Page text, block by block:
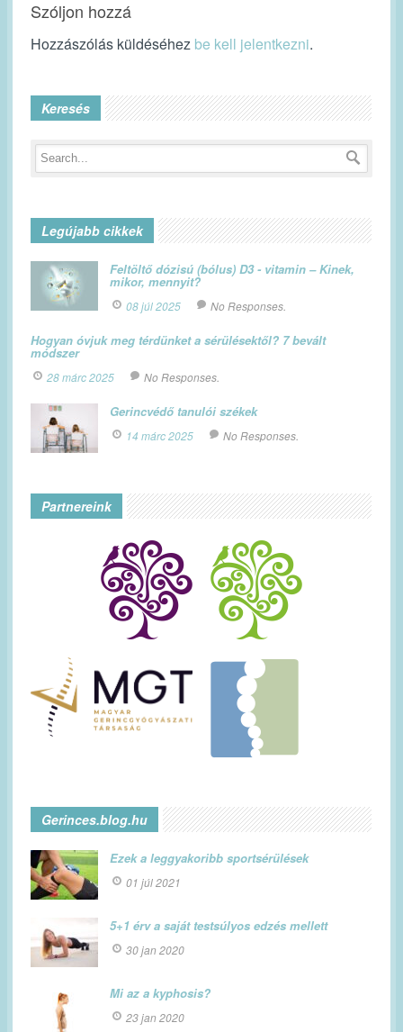
Szóljon hozzá
Hozzászólás küldéséhez be kell jelentkezni.
Keresés
Legújabb cikkek
Feltöltő dózisú (bólus) D3 - vitamin – Kinek,
mikor, mennyit?
08 júl 2025 No Responses.
Hogyan óvjuk meg térdünket a sérülésektől? 7 bevált
módszer
28 márc 2025 No Responses.
Gerincvédő tanulói székek
14 márc 2025 No Responses.
Partnereink
Gerinces.blog.hu
Ezek a leggyakoribb sportsérülések
01 júl 2021
5+1 érv a saját testsúlyos edzés mellett
30 jan 2020
Mi az a kyphosis?
23 jan 2020